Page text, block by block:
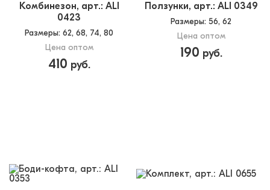
Комбинезон, арт.: ALI
0423
Размеры: 62, 68, 74, 80
Цена оптом
410 руб.
Ползунки, арт.: ALI 0349
Размеры: 56, 62
Цена оптом
190 руб.